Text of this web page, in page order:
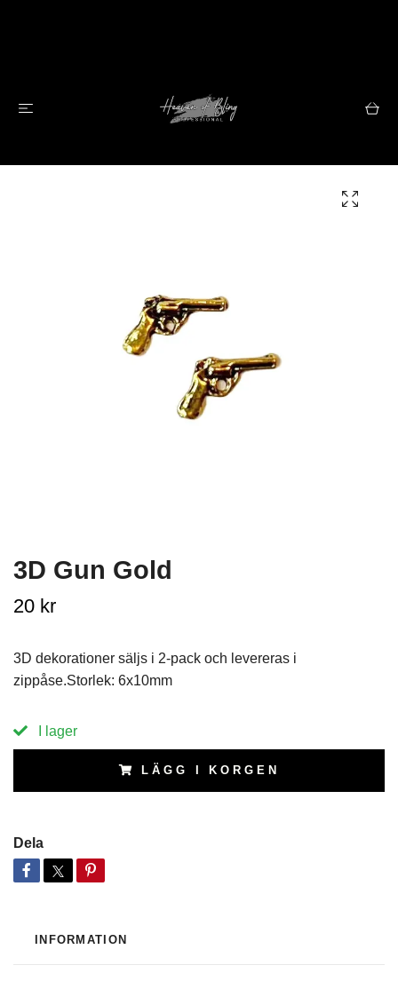
3D Gun Gold
20 kr
3D dekorationer säljs i 2-pack och levereras i
zippåse.Storlek: 6x10mm
I lager
LÄGG I KORGEN
Dela
INFORMATION